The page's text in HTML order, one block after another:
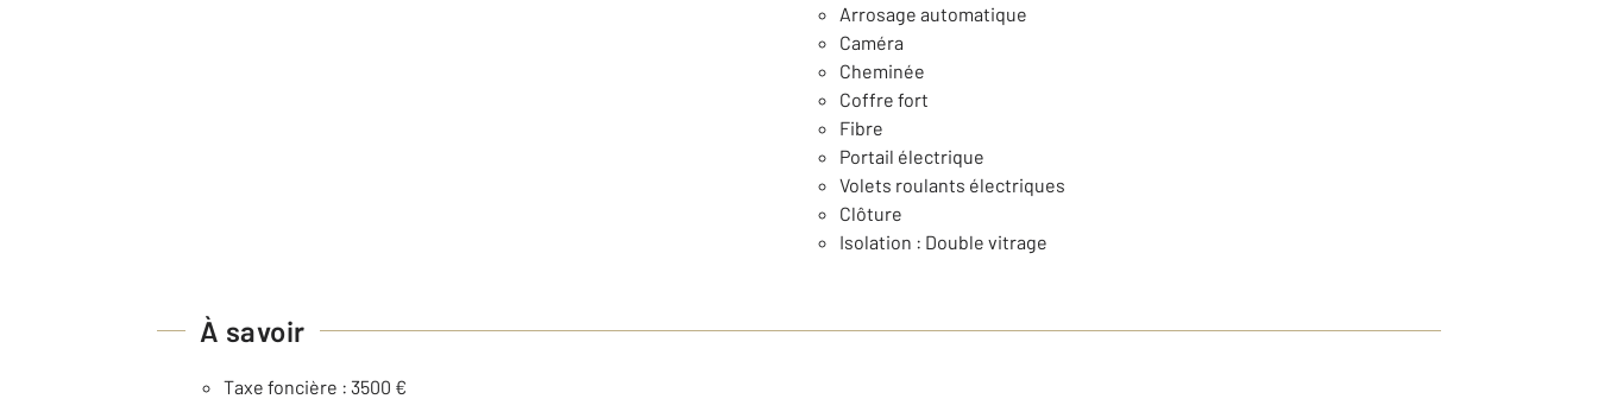
Arrosage automatique
Caméra
Cheminée
Coffre fort
Fibre
Portail électrique
Volets roulants électriques
Clôture
Isolation : Double vitrage
À savoir
Taxe foncière : 3500 €